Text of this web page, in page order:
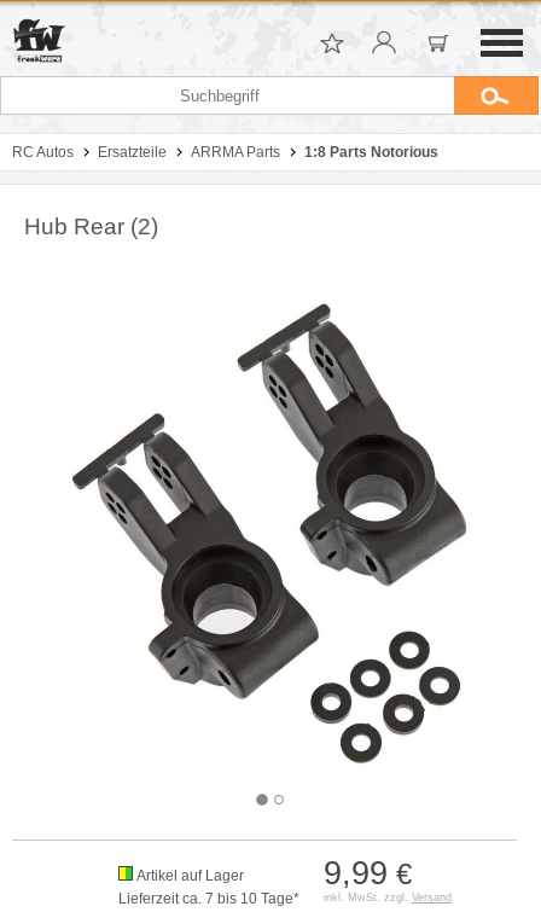
RC Autos Ersatzteile ARRMA Parts 1:8 Parts Notorious
Hub Rear (2)
9,99 €
inkl. MwSt. zzgl. Versand
Artikel auf Lager
Lieferzeit ca. 7 bis 10 Tage*